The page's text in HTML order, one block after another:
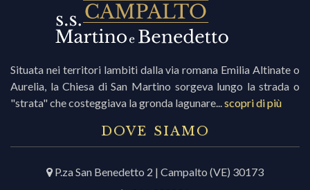
Situata nei territori lambiti dalla via romana Emilia Altinate o
Aurelia, la Chiesa di San Martino sorgeva lungo la strada o
"strata" che costeggiava la gronda lagunare...scopri di più
DOVE SIAMO
P.za San Benedetto 2 | Campalto (VE) 30173